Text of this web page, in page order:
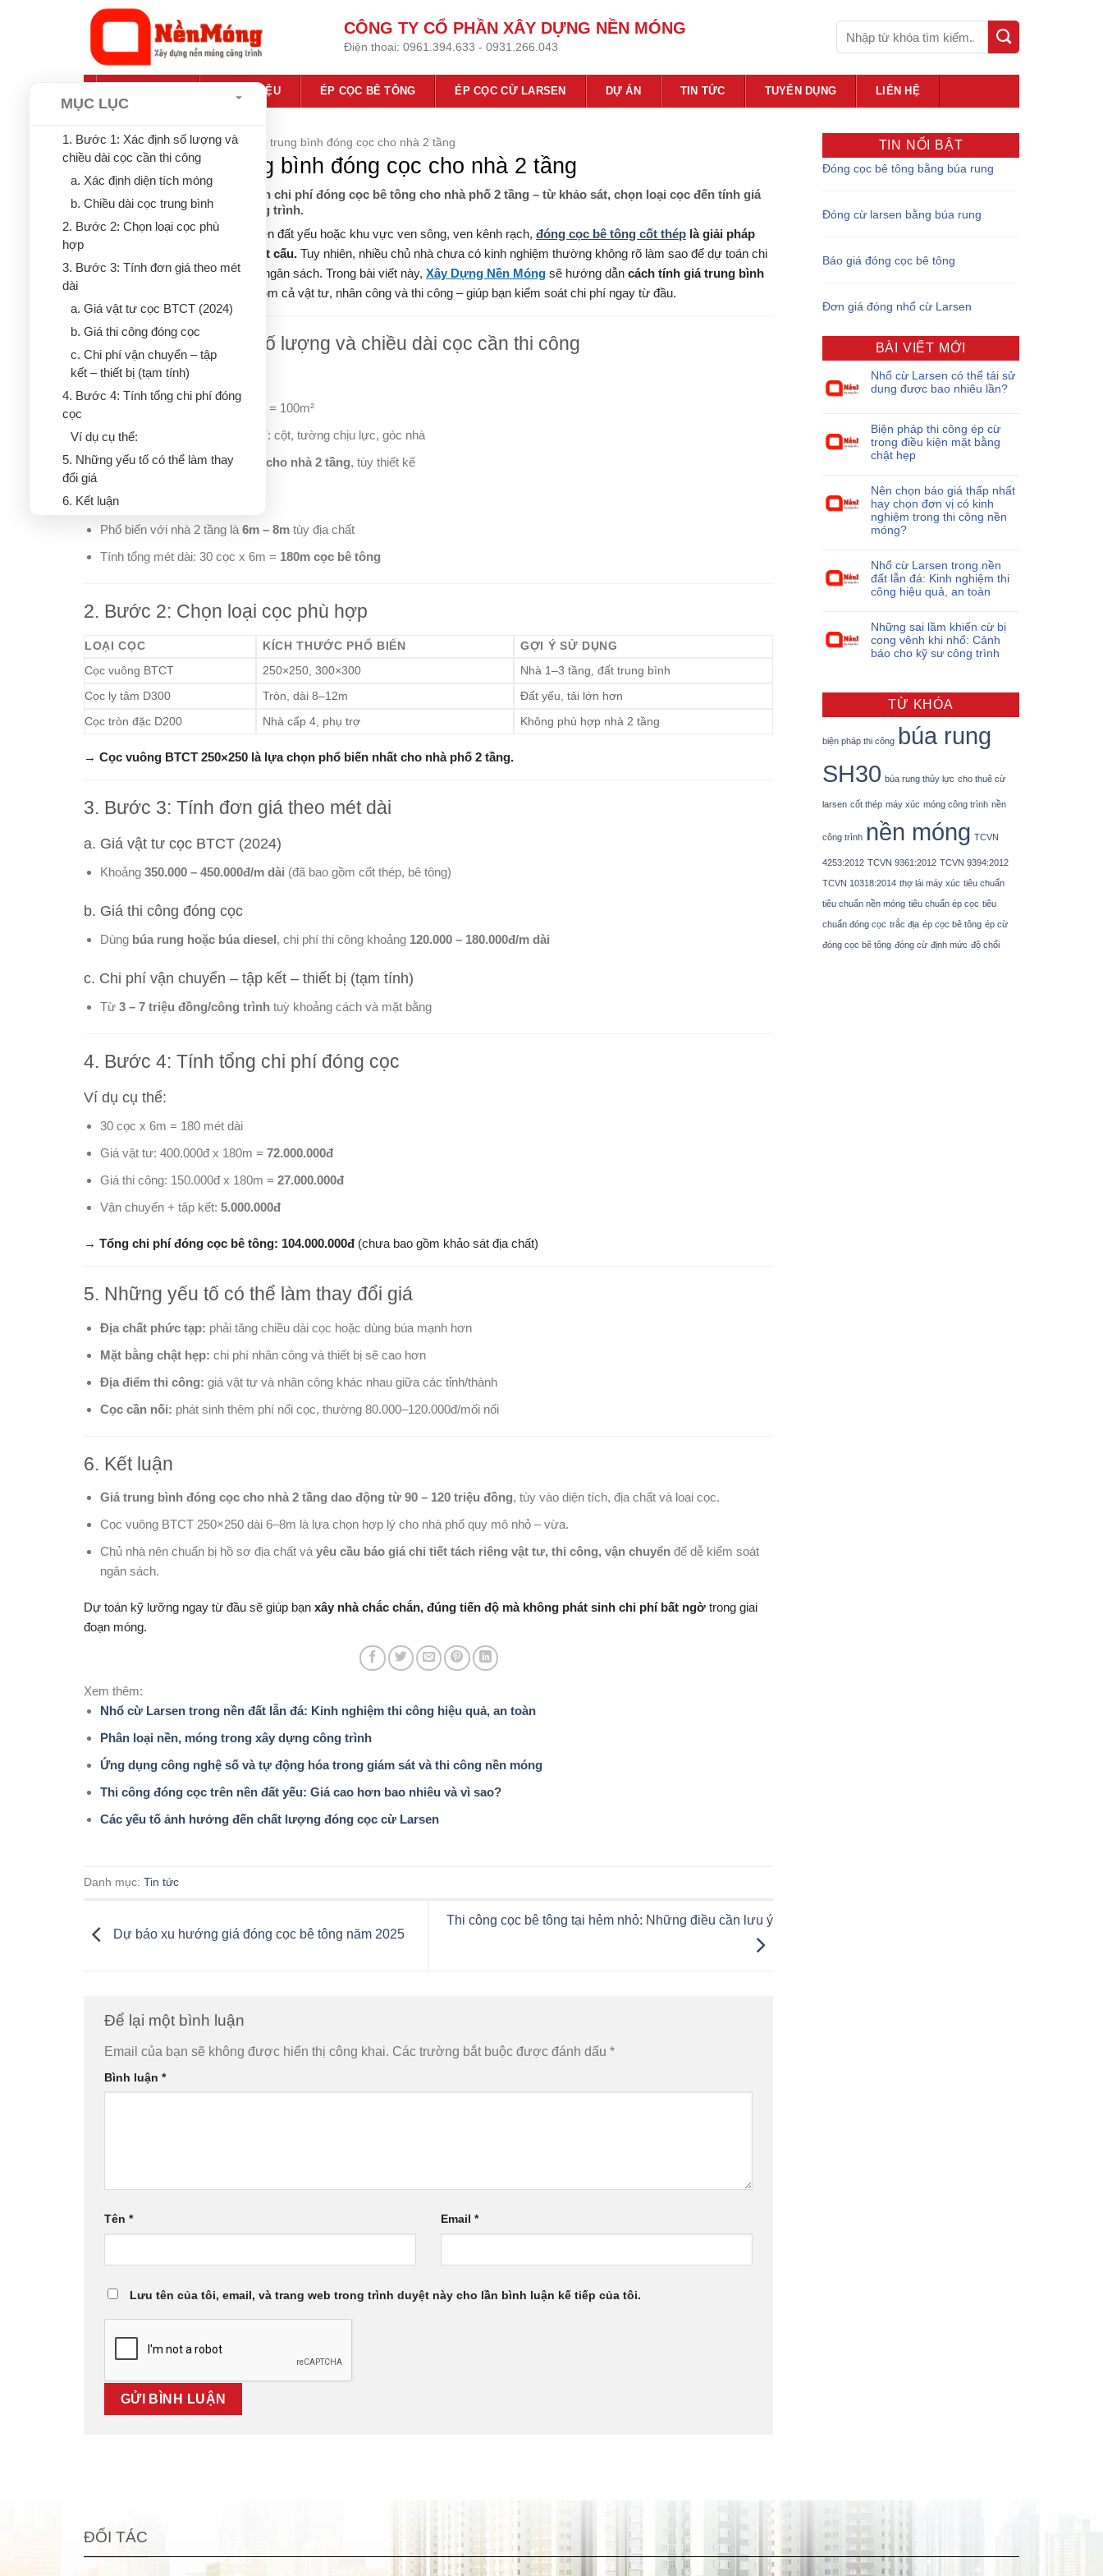
CÔNG TY CỔ PHẦN XÂY DỰNG NỀN MÓNG
Điện thoại: 0961.394.633 - 0931.266.043
GIỚI THIỆU ÉP CỌC BÊ TÔNG ÉP CỌC CỪ LARSEN DỰ ÁN TIN TỨC TUYỂN DỤNG LIÊN HỆ
Trang chủ»Tin tức»Cách tính giá trung bình đóng cọc cho nhà 2 tầng
Cách tính giá trung bình đóng cọc cho nhà 2 tầng
MỤC LỤC
1. Bước 1: Xác định số lượng và
chiều dài cọc cần thi công
a. Xác định diện tích móng
b. Chiều dài cọc trung bình
2. Bước 2: Chọn loại cọc phù
hợp
3. Bước 3: Tính đơn giá theo mét
dài
a. Giá vật tư cọc BTCT (2024)
b. Giá thi công đóng cọc
c. Chi phí vận chuyển – tập
kết – thiết bị (tạm tính)
4. Bước 4: Tính tổng chi phí đóng
cọc
Ví dụ cụ thể:
5. Những yếu tố có thể làm thay
đổi giá
6. Kết luận
Hướng dẫn chi tiết cách dự toán chi phí đóng cọc bê tông cho nhà phố 2 tầng – từ khảo sát, chọn loại cọc đến tính giá
theo mét dài và khối lượng công trình.
Đối với nhà phố 2 tầng xây trên nền đất yếu hoặc khu vực ven sông, ven kênh rạch, đóng cọc bê tông cốt thép là giải pháp
bắt buộc để đảm bảo an toàn kết cấu. Tuy nhiên, nhiều chủ nhà chưa có kinh nghiệm thường không rõ làm sao để dự toán chi
phí phần cọc, dẫn đến bị động về ngân sách. Trong bài viết này, Xây Dựng Nền Móng sẽ hướng dẫn cách tính giá trung bình
, bao gồm cả vật tư, nhân công và thi công – giúp bạn kiểm soát chi phí ngay từ đầu.
1. Bước 1: Xác định số lượng và chiều dài cọc cần thi công
a. Xác định diện tích móng
Ví dụ: nhà phố diện tích 5x20m = 100m²
Móng thường đóng cọc tại vị trí: cột, tường chịu lực, góc nhà
Trung bìnhkhoảng 25–40 cọc cho nhà 2 tầng, tùy thiết kế
b. Chiều dài cọc trung bình
Phổ biến với nhà 2 tầng là 6m – 8mtùy địa chất
Tính tổng mét dài: 30 cọc x 6m = 180m cọc bê tông
2. Bước 2: Chọn loại cọc phù hợp
LOẠI CỌC KÍCH THƯỚC PHỔ BIẾN
GỢI Ý SỬ DỤNG
Cọc vuông BTCT
250×250, 300×300 Nhà 1–3 tầng, đất trung bình
Cọc ly tâm D300 Tròn, dài 8–12m Đất yếu, tải lớn hơn
Cọc tròn đặc D200 Nhà cấp 4, phụ trợ Không phù hợp nhà 2 tầng
→ Cọc vuông BTCT 250×250 là lựa chọn phổ biến nhất cho nhà phố 2 tầng.
3. Bước 3: Tính đơn giá theo mét dài
a. Giá vật tư cọc BTCT (2024)
Khoảng 350.000 – 450.000đ/m dài (đã bao gồm cốt thép, bê tông)
b. Giá thi công đóng cọc
Dùng búa rung hoặc búa diesel, chi phí thi công khoảng 120.000 – 180.000đ/m dài
c. Chi phí vận chuyển – tập kết – thiết bị (tạm tính)
Từ 3 – 7 triệu đồng/công trìnhtuỳ khoảng cách và mặt bằng
4. Bước 4: Tính tổng chi phí đóng cọc
Ví dụ cụ thể:
30 cọc x 6m = 180 mét dài
Giá vật tư: 400.000đ x 180m = 72.000.000đ
Giá thi công: 150.000đ x 180m = 27.000.000đ
Vận chuyển + tập kết: 5.000.000đ
→ Tổng chi phí đóng cọc bê tông: 104.000.000đ (chưa bao gồm khảo sát địa chất)
5. Những yếu tố có thể làm thay đổi giá
Địa chất phức tạp: phải tăng chiều dài cọc hoặc dùng búa mạnh hơn
Mặt bằng chật hẹp: chi phí nhân công và thiết bị sẽ cao hơn
Địa điểm thi công: giá vật tư và nhân công khác nhau giữa các tỉnh/thành
Cọc cần nối: phát sinh thêm phí nối cọc, thường 80.000–120.000đ/mối nối
6. Kết luận
Giá trung bình đóng cọc cho nhà 2 tầng dao động từ 90 – 120 triệu đồng, tùy vào diện tích, địa chất và loại cọc.
Cọc vuông BTCT 250×250 dài 6–8m là lựa chọn hợp lý cho nhà phố quy mô nhỏ – vừa.
Chủ nhà nên chuẩn bị hồ sơ địa chất và yêu cầu báo giá chi tiết tách riêng vật tư, thi công, vận chuyểnđể dễ kiểm soát
ngân sách.
Dự toán kỹ lưỡng ngay từ đầu sẽ giúp bạn xây nhà chắc chắn, đúng tiến độ mà không phát sinh chi phí bất ngờ trong giai
đoạn móng.
Xem thêm:
Nhổ cừ Larsen trong nền đất lẫn đá: Kinh nghiệm thi công hiệu quả, an toàn
Phân loại nền, móng trong xây dựng công trình
Ứng dụng công nghệ số và tự động hóa trong giám sát và thi công nền móng
Thi công đóng cọc trên nền đất yếu: Giá cao hơn bao nhiêu và vì sao?
Các yếu tố ảnh hưởng đến chất lượng đóng cọc cừ Larsen
Danh mục: Tin tức
Dự báo xu hướng giá đóng cọc bê tông năm 2025
Thi công cọc bê tông tại hẻm nhỏ: Những điều cần lưu ý
Để lại một bình luận
Email của bạn sẽ không được hiển thị công khai. Các trường bắt buộc được đánh dấu *
Bình luận *
Tên * Email *
Lưu tên của tôi, email, và trang web trong trình duyệt này cho lần bình luận kế tiếp của tôi.
TIN NỔI BẬT
Đóng cọc bê tông bằng búa rung
Đóng cừ larsen bằng búa rung
Báo giá đóng cọc bê tông
Đơn giá đóng nhổ cừ Larsen
BÀI VIẾT MỚI
Nhổ cừ Larsen có thể tái sử
dụng được bao nhiêu lần?
Biện pháp thi công ép cừ
trong điều kiện mặt bằng
chật hẹp
Nên chọn báo giá thấp nhất
hay chọn đơn vị có kinh
nghiệm trong thi công nền
móng?
Nhổ cừ Larsen trong nền
đất lẫn đá: Kinh nghiệm thi
công hiệu quả, an toàn
Những sai lầm khiến cừ bị
cong vênh khi nhổ: Cảnh
báo cho kỹ sư công trình
TỪ KHÓA
biện pháp thi công búa rung
SH30 búa rung thủy lực cho thuê cừ
larsen cốt thép máy xúc móng công trình nền
công trình nền móng TCVN
4253:2012 TCVN 9361:2012 TCVN 9394:2012
TCVN 10318:2014 thợ lái máy xúc tiêu chuẩn
tiêu chuẩn nền móng tiêu chuẩn ép cọc tiêu
chuẩn đóng cọc trắc địa ép cọc bê tông ép cừ
đóng cọc bê tông đóng cừ định mức độ chối
ĐỐI TÁC